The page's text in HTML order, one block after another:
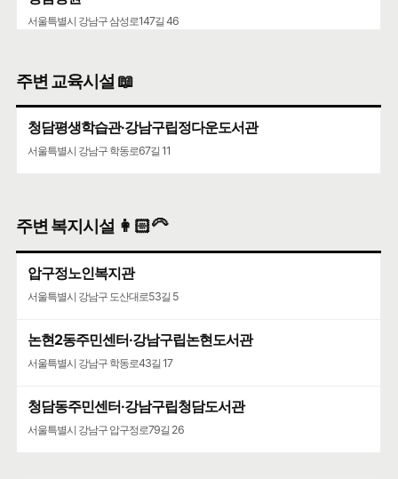
서울특별시 강남구 삼성로147길 46
주변 교육시설 📖
청담평생학습관·강남구립정다운도서관
서울특별시 강남구 학동로67길 11
주변 복지시설 👩🏻‍🦳
압구정노인복지관
서울특별시 강남구 도산대로53길 5
논현2동주민센터·강남구립논현도서관
서울특별시 강남구 학동로43길 17
청담동주민센터·강남구립청담도서관
서울특별시 강남구 압구정로79길 26